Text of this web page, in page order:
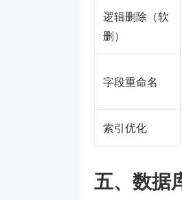
逻辑删除（软
删）
字段重命名
索引优化
五、数据